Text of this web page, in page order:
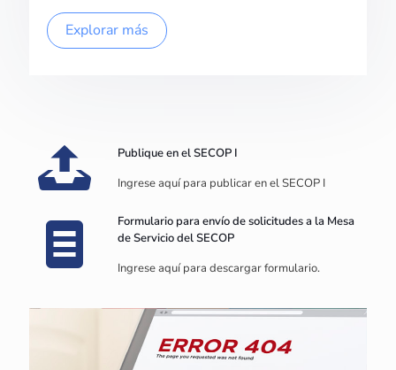
Explorar más
Publique en el SECOP I
Ingrese aquí para publicar en el SECOP I
Formulario para envío de solicitudes a la Mesa
de Servicio del SECOP
Ingrese aquí para descargar formulario.